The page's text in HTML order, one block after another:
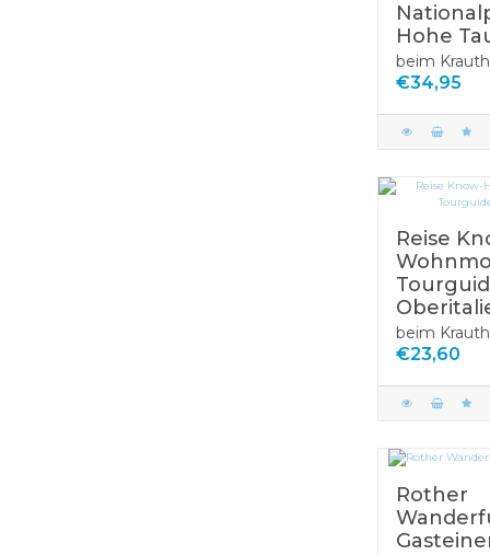
Hohe
beim Krauth
€34,95
Reise
beim Krauth
€23,60
Rother